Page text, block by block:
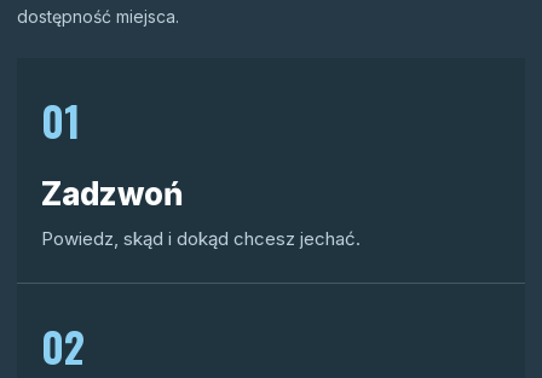
dostępność miejsca.
01
Zadzwoń
Powiedz, skąd i dokąd chcesz jechać.
02